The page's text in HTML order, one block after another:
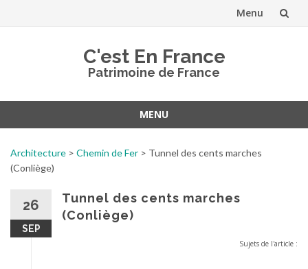
Menu
C'est En France
Patrimoine de France
MENU
contenu
Architecture > Chemin de Fer > Tunnel des cents marches
(Conliège)
26
SEP
Tunnel des cents marches
(Conliège)
Sujets de l'article :